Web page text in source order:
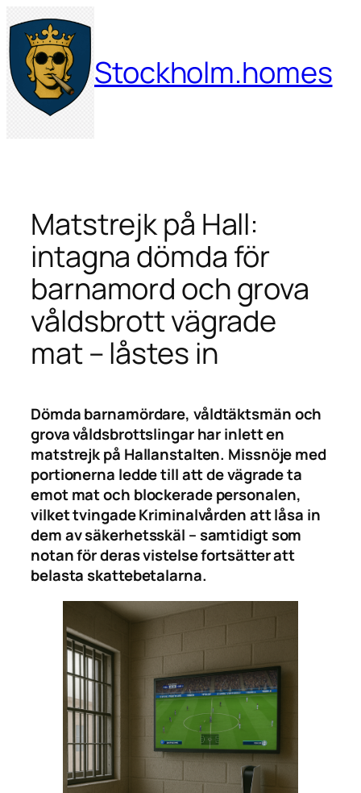
Hoppa
till
innehåll
Stockholm.homes
Matstrejk på Hall:
intagna dömda för
barnamord och grova
våldsbrott vägrade
mat – låstes in
Dömda barnamördare, våldtäktsmän och
grova våldsbrottslingar har inlett en
matstrejk på Hallanstalten. Missnöje med
portionerna ledde till att de vägrade ta
emot mat och blockerade personalen,
vilket tvingade Kriminalvården att låsa in
dem av säkerhetsskäl – samtidigt som
notan för deras vistelse fortsätter att
belasta skattebetalarna.